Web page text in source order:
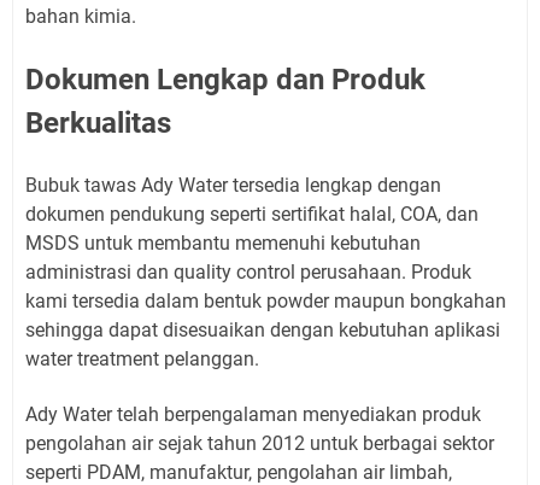
bahan kimia.
Dokumen Lengkap dan Produk
Berkualitas
Bubuk tawas Ady Water tersedia lengkap dengan
dokumen pendukung seperti sertifikat halal, COA, dan
MSDS untuk membantu memenuhi kebutuhan
administrasi dan quality control perusahaan. Produk
kami tersedia dalam bentuk powder maupun bongkahan
sehingga dapat disesuaikan dengan kebutuhan aplikasi
water treatment pelanggan.
Ady Water telah berpengalaman menyediakan produk
pengolahan air sejak tahun 2012 untuk berbagai sektor
seperti PDAM, manufaktur, pengolahan air limbah,